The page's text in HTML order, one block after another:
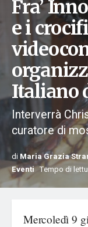
Fra’
e i
Italiano
Interverrà
curatore di
di Maria Grazia
Eventi Tempo di
Mercoledì 9